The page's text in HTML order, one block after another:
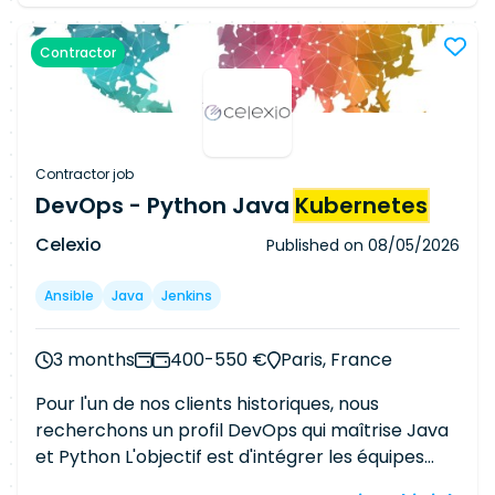
infrastructures -intégration CI/CD (GitLab -
Jenkins) -supervision (Prometheus - Grafana -
ELK - Dynatrace) -RUN -BUILD -troubleshooting
des clusters -maintien en conditions
développement et d'infrastructures dans un
environnement AGILE N'hésitez pas à revenir
vers moi pour des informations
complémentaires.
Contractor
Contractor job
DevOps - Python Java Kubernetes
Celexio Published on 08/05/2026
Ansible Java Jenkins
3 months 400-550 €
Paris, France
Pour l'un de nos clients historiques, nous
recherchons un profil DevOps qui maîtrise Java
et Python L'objectif est d'intégrer les équipes